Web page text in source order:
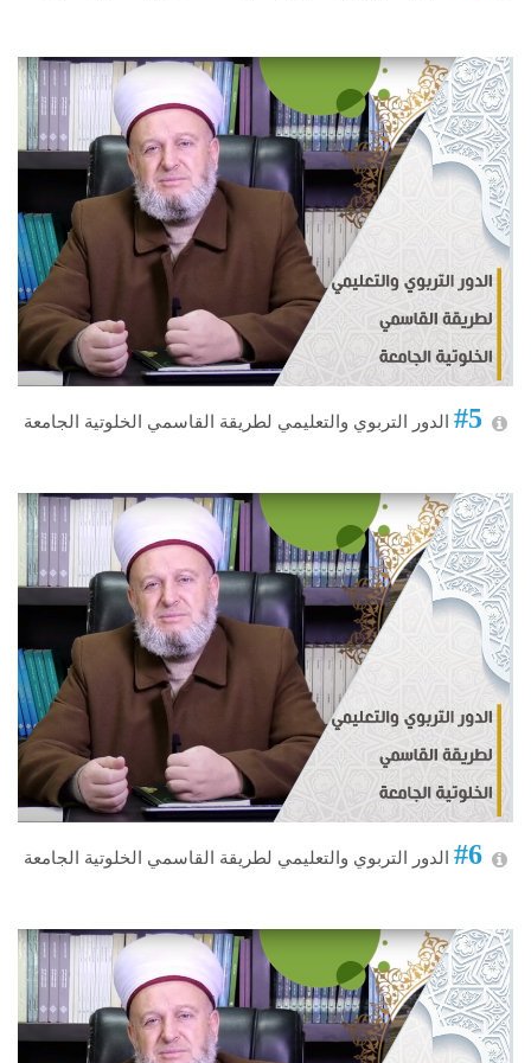
#5 الدور التربوي والتعليمي لطريقة القاسمي الخلوتية الجامعة
#6 الدور التربوي والتعليمي لطريقة القاسمي الخلوتية الجامعة